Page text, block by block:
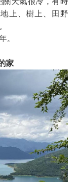
上、樹上、田野
。
家